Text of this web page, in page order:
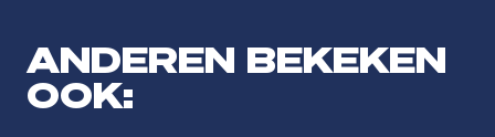
ANDEREN BEKEKEN
OOK: